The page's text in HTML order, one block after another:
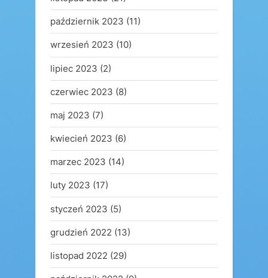
październik 2023 (11)
wrzesień 2023 (10)
lipiec 2023 (2)
czerwiec 2023 (8)
maj 2023 (7)
kwiecień 2023 (6)
marzec 2023 (14)
luty 2023 (17)
styczeń 2023 (5)
grudzień 2022 (13)
listopad 2022 (29)